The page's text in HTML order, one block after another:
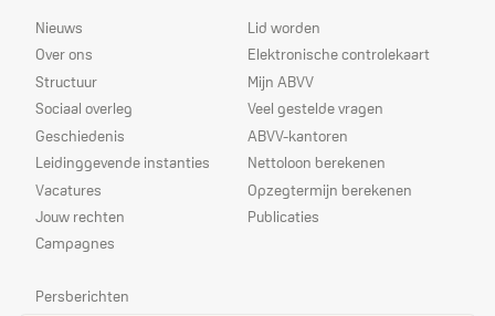
Sitemap
Nieuws
Over ons
Structuur
Sociaal overleg
Geschiedenis
Leidinggevende instanties
Vacatures
Jouw rechten
Campagnes
Dienstverlening
Lid worden
Elektronische controlekaart
Mijn ABVV
Veel gestelde vragen
ABVV-kantoren
Nettoloon berekenen
Opzegtermijn berekenen
Publicaties
Prioriteiten
Persberichten